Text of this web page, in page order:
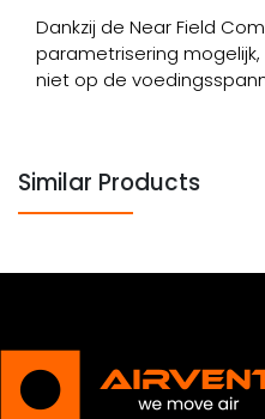
Dankzij de Near Field
parametrisering
niet op de
Similar Products